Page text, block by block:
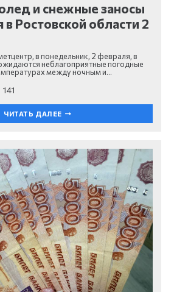
и снежные заносы
Ростовской области 2
в понедельник, 2 февраля, в
неблагоприятные погодные
между ночным и…
141
ЧИТАТЬ ДАЛЕЕ